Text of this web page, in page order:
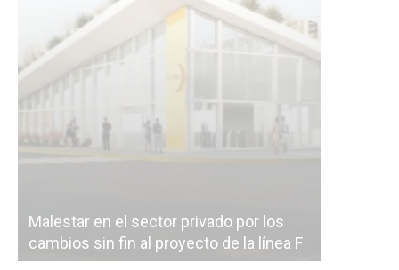
Malestar en el sector privado por los
cambios sin fin al proyecto de la línea F